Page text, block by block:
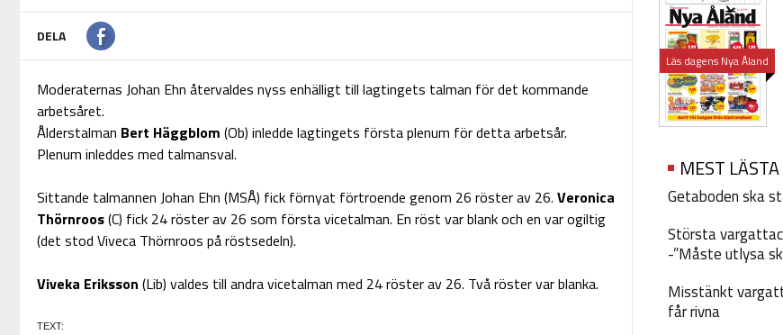
DELA
Moderaternas Johan Ehn återvaldes nyss enhälligt till lagtingets talman för det kommande
arbetsåret.
Ålderstalman Bert Häggblom (Ob) inledde lagtingets första plenum för detta arbetsår.
Plenum inleddes med talmansval.
Sittande talmannen Johan Ehn (MSÅ) fick förnyat förtroende genom 26 röster av 26. Veronica
Thörnroos(C) fick 24 röster av 26 som första vicetalman. En röst var blank och en var ogiltig
(det stod Viveca Thörnroos på röstsedeln).
Viveka Eriksson (Lib) valdes till andra vicetalman med 24 röster av 26. Två röster var blanka.
TEXT:
Läs dagens Nya Åland
MEST LÄSTA
Getaboden ska
Största
-”Måste utlysa
Misstänkt
får rivna